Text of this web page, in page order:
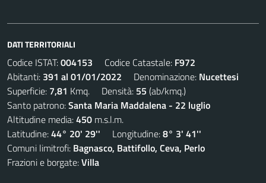
DATI TERRITORIALI
Codice ISTAT:004153 Codice Catastale: F972
Abitanti: 391 al 01/01/2022 Denominazione: Nucettesi
Superficie: 7,81 Kmq. Densità: 55 (ab/kmq.)
Santo patrono:Santa Maria Maddalena - 22 luglio
Altitudine media:450 m.s.l.m.
Latitudine:44° 20' 29'' Longitudine:8° 3' 41''
Comuni limitrofi: Bagnasco, Battifollo, Ceva, Perlo
Frazioni e borgate:Villa